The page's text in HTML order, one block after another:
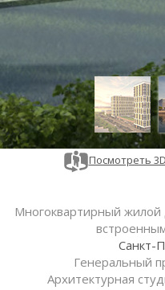
Посмотреть
Многоквартирный
Санкт-
Генеральный
Архитектурная